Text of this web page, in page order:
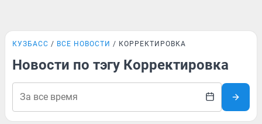
КУЗБАСС ВСЕ НОВОСТИ КОРРЕКТИРОВКА
Новости по тэгу Корректировка